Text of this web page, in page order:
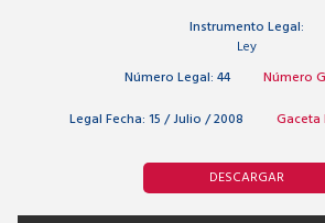
Instrumento Legal:
Ley
Número Legal: 44 Número
Legal Fecha: 15 / Julio / 2008 Gaceta
DESCARGAR